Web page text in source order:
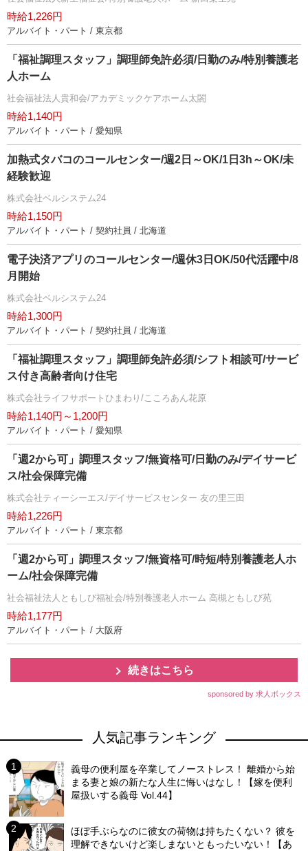
時給1,226円
アルバイト・パート / 東京都
「福祉調理スタッフ」調理師免許必須/日勤のみ/特別養護老
人ホーム
社会福祉法人貴和会/アカデミックケアホーム太閤
時給1,140円
アルバイト・パート / 愛知県
加熱式タバコのコールセンター/週2日～OK/1日3h～OK/未
経験歓迎
株式会社ベルシステム24
時給1,150円
アルバイト・パート / 契約社員 / 北海道
電子決済アプリのコールセンター/週休3日OK/50代活躍中/8
月開始
株式会社ベルシステム24
時給1,300円
アルバイト・パート / 契約社員 / 北海道
「福祉調理スタッフ」調理師免許必須/シフト相談可/サービ
ス付き高齢者向け住宅
株式会社ライフサポートひまわり/こころあん花原
時給1,140円～1,200円
アルバイト・パート / 愛知県
「週2から可」調理スタッフ/無資格可/日勤のみ/デイサービ
ス/社会保障完備
株式会社ティーシーエス/デイサービスセンター 友の里三田
時給1,226円
アルバイト・パート / 東京都
「週2から可」調理スタッフ/無資格可/時短/特別養護老人ホ
ーム/社会保障完備
社会福祉法人ともしび福祉会/特別養護老人ホーム 高槻ともしび苑
時給1,177円
アルバイト・パート / 大阪府
続きはこちら
sponsored by 求人ボックス
人気記事ランキング
義母の便利屋を卒業してノーストレス！ 離婚から始
まる妻と娘の新たな人生に悔いはなし！【嫁を便利
屋扱いする義母 Vol.44】
ほぼ手ぶらなのに彼女の荷物は持ちたくない？ 彼を
理解できないけど楽しまないともったいない！【あ